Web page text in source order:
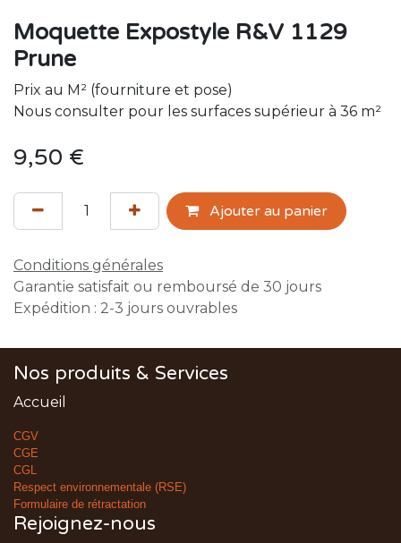
Moquette Expostyle R&V 1129
Prune
Prix au M² (fourniture et pose)
Nous consulter pour les surfaces supérieur à 36 m²
9,50 €
Ajouter au panier
Conditions générales
Garantie satisfait ou remboursé de 30 jours
Expédition : 2-3 jours ouvrables
Nos produits & Services
Accueil
CGV
CGE
CGL
Respect environnementale (RSE)
Formulaire de rétractation
Rejoignez-nous